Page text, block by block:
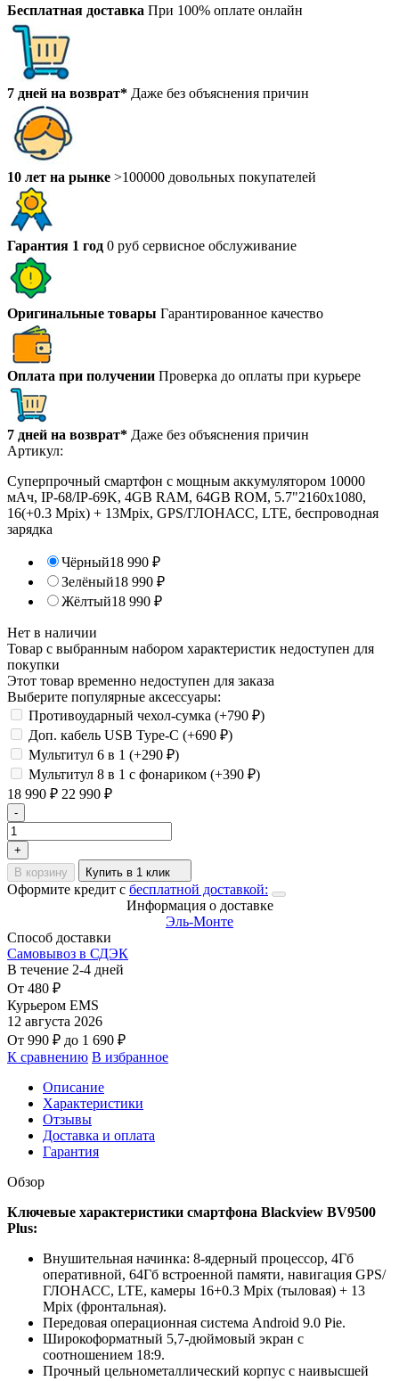
Бесплатная доставка При 100% оплате онлайн
7 дней на возврат* Даже без объяснения причин
10 лет на рынке >100000 довольных покупателей
Гарантия 1 год 0 руб сервисное обслуживание
Оригинальные товары Гарантированное качество
Оплата при получении Проверка до оплаты при курьере
7 дней на возврат* Даже без объяснения причин
Артикул:
Cуперпрочный смартфон с мощным аккумулятором 10000
мАч, IP-68/IP-69K, 4GB RAM, 64GB ROM, 5.7"2160х1080,
16(+0.3 Mpix) + 13Mpix, GPS/ГЛОНАСС, LTE, беспроводная
зарядка
Чёрный18 990 ₽
Зелёный18 990 ₽
Жёлтый18 990 ₽
Нет в наличии
Товар с выбранным набором характеристик недоступен для
покупки
Этот товар временно недоступен для заказа
Выберите популярные аксессуары:
Противоударный чехол-сумка (+790 ₽)
Доп. кабель USB Type-C (+690 ₽)
Мультитул 6 в 1 (+290 ₽)
Мультитул 8 в 1 с фонариком (+390 ₽)
18 990 ₽ 22 990 ₽
-
+
В корзину
Купить в 1 клик
Оформите кредит с бесплатной доставкой:
Информация о доставке
Эль-Монте
Способ доставки
Самовывоз в СДЭК
В течение 2-4 дней
От 480 ₽
Курьером EMS
12 августа 2026
От 990 ₽ до 1 690 ₽
К сравнению В избранное
Описание
Характеристики
Отзывы
Доставка и оплата
Гарантия
Обзор
Ключевые характеристики смартфона Blackview BV9500
Plus:
Внушительная начинка: 8-ядерный процессор, 4Гб
оперативной, 64Гб встроенной памяти, навигация GPS/
ГЛОНАСС, LTE, камеры 16+0.3 Mpix (тыловая) + 13
Mpix (фронтальная).
Передовая операционная система Android 9.0 Pie.
Широкоформатный 5,7-дюймовый экран с
соотношением 18:9.
Прочный цельнометаллический корпус с наивысшей